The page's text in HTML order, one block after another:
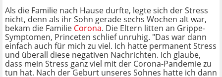
Als die Familie nach Hause durfte, legte sich der Stress
nicht, denn als ihr Sohn gerade sechs Wochen alt war,
bekam die Familie Corona. Die Eltern litten an Grippe-
Symptomen, Princeten schlief unruhig. "Das war dann
einfach auch für mich zu viel. Ich hatte permanent Stress
und überall diese negativen Nachrichten. Ich glaube,
dass mein Stress ganz viel mit der Corona-Pandemie zu
tun hat. Nach der Geburt unseres Sohnes hatte ich dann